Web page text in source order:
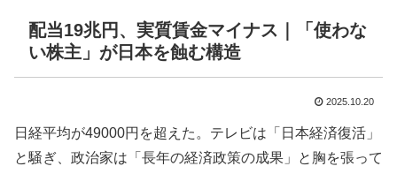
配当19兆円、実質賃金マイナス｜「使わな
い株主」が日本を蝕む構造
2025.10.20
日経平均が49000円を超えた。テレビは「日本経済復活」
と騒ぎ、政治家は「長年の経済政策の成果」と胸を張って